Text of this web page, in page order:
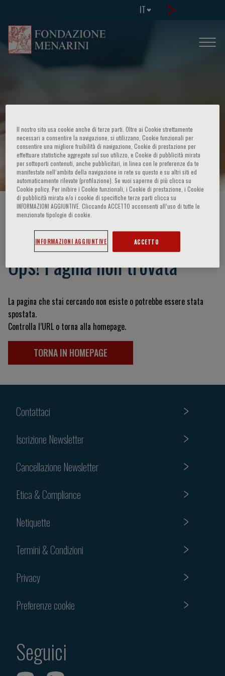
IT
Page Not Found
HOME PAGE / ERRORE / 404
Ops! Pagina non trovata
La pagina che stai cercando non esiste o potrebbe essere stata
spostata.
Controlla l’URL o torna alla homepage.
TORNA IN HOMEPAGE
Contattaci
Iscrizione Newsletter
Cancellazione Newsletter
Etica & Compliance
Netiquette
Termini & Condizioni
Privacy
Preferenze cookie
Seguici
Il nostro sito usa cookie anche di terze parti. Oltre ai Cookie strettamente
necessari a consentire la navigazione, si utilizzano, Cookie funzionali per
consentire una migliore fruibilità di navigazione, Cookie di prestazione per
effettuare statistiche aggregate sul suo utilizzo, e Cookie di pubblicità mirata
per sottoporti contenuti, anche pubblicitari, in linea con le preferenze da te
manifestate nell‘ambito della navigazione in rete su questo e su altri siti ed
automaticamente rilevate (profilazione). Se vuoi saperne di più clicca su
Cookie policy. Per inibire i Cookie funzionali, i Cookie di prestazione, i Cookie
di pubblicità mirata e/o i cookie di specifiche terze parti clicca su
INFORMAZIONI AGGIUNTIVE. Cliccando ACCETTO acconsenti all’uso di tutte le
menzionate tipologie di cookie.
INFORMAZIONI AGGIUNTIVE ACCETTO